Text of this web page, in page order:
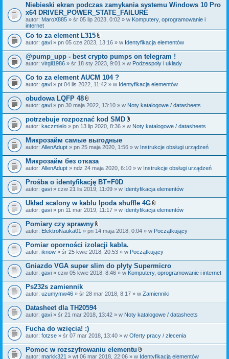
Niebieski ekran podczas zamykania systemu Windows 10 Pro
x64 DRIVER_POWER_STATE_FAILURE
autor: MaroX885 » śr 05 lip 2023, 0:02 » w Komputery, oprogramowanie i
internet
Co to za element L315
Z
ł
ą
c
z
n
i
autor: gavi » pn 05 cze 2023, 13:16 » w Identyfikacja elementów
@pump_upp - best crypto pumps on telegram !
autor: virgil1986 » śr 18 sty 2023, 9:01 » w Podzespoły i układy
Co to za element AUCM 104 ?
autor: gavi » pt 04 lis 2022, 11:42 » w Identyfikacja elementów
obudowa LQFP 48
Z
ł
ą
c
z
n
i
i
autor: gavi » pn 30 maja 2022, 13:10 » w Noty katalogowe / datasheets
potrzebuje rozpoznać kod SMD
Z
ł
c
z
i
autor: kaczmielo » pn 13 lip 2020, 8:36 » w Noty katalogowe / datasheets
Микрозайм самые выгодные
autor: AllenAdupt » pn 25 maja 2020, 1:56 » w Instrukcje obsługi urządzeń
Микрозайм без отказа
autor: AllenAdupt » ndz 24 maja 2020, 6:10 » w Instrukcje obsługi urządzeń
Prośba o identyfikację BT=F0D
autor: gavi » czw 21 lis 2019, 11:09 » w Identyfikacja elementów
Układ scalony w kablu Ipoda shuffle 4G
Z
ł
c
z
i
k
i
autor: gavi » pn 11 mar 2019, 11:17 » w Identyfikacja elementów
Pomiary czy sprawny
Z
ł
ą
c
z
n
i
autor: ElektroNauka01 » pn 14 maja 2018, 0:04 » w Początkujący
Pomiar oporności izolacji kabla.
autor: iknow » śr 25 kwie 2018, 20:53 » w Początkujący
Gniazdo VGA super slim do płyty Supermicro
autor: gavi » czw 05 kwie 2018, 8:46 » w Komputery, oprogramowanie i internet
Ps232s zamiennik
autor: uzumymw46 » śr 28 mar 2018, 8:17 » w Zamienniki
Datasheet dla TH20594
autor: gavi » śr 21 mar 2018, 13:42 » w Noty katalogowe / datasheets
Fucha do wzięcia! :)
autor: fotzse » śr 07 mar 2018, 13:40 » w Oferty pracy / zlecenia
Pomoc w rozszyfrowaniu elementu
Z
autor: markk321 » wt 06 mar 2018, 22:06 » w Identyfikacja elementów